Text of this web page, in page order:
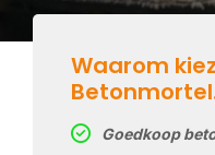
Waarom
Goedkoop